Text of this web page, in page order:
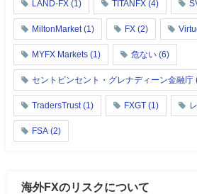
LAND-FX (1) TITANFX (4)
MiltonMarket(1) FX (2)
MYFX Markets (1) 危ない (6)
セントビンセント・グレナディーン金融庁
TradersTrust(1) FXGT (1)
FSA (2)
海外FXのリスクについて